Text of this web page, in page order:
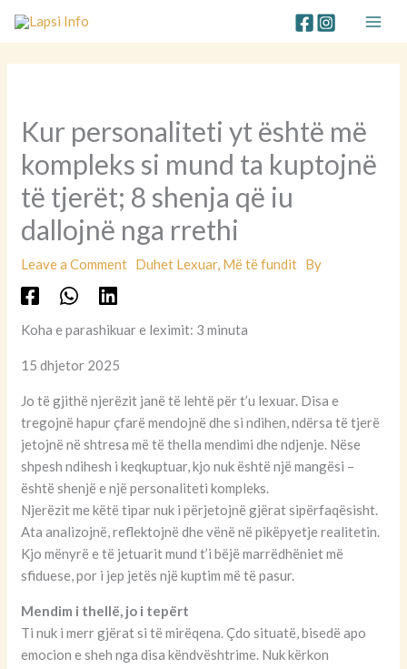
Kur personaliteti yt është më
kompleks si mund ta kuptojnë
të tjerët; 8 shenja që iu
dallojnë nga rrethi
Leave a Comment Duhet Lexuar, Më të fundit By
Koha e parashikuar e leximit: 3 minuta
15 dhjetor 2025
Jo të gjithë njerëzit janë të lehtë për t’u lexuar. Disa e
tregojnë hapur çfarë mendojnë dhe si ndihen, ndërsa të tjerë
jetojnë në shtresa më të thella mendimi dhe ndjenje. Nëse
shpesh ndihesh i keqkuptuar, kjo nuk është një mangësi –
është shenjë e një personaliteti kompleks.
Njerëzit me këtë tipar nuk i përjetojnë gjërat sipërfaqësisht.
Ata analizojnë, reflektojnë dhe vënë në pikëpyetje realitetin.
Kjo mënyrë e të jetuarit mund t’i bëjë marrëdhëniet më
sfiduese, por i jep jetës një kuptim më të pasur.
Mendim i thellë, jo i tepërt
Ti nuk i merr gjërat si të mirëqena. Çdo situatë, bisedë apo
emocion e sheh nga disa këndvështrime. Nuk kërkon